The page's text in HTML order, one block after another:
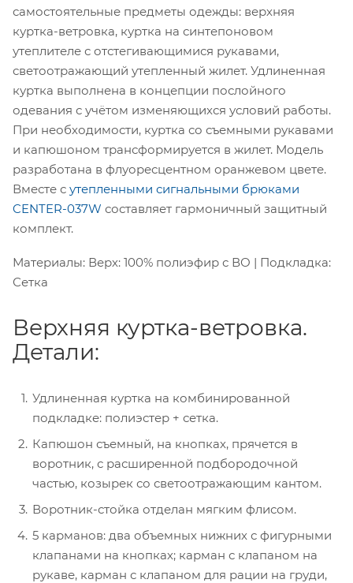
самостоятельные предметы одежды: верхняя
куртка-ветровка, куртка на синтепоновом
утеплителе с отстегивающимися рукавами,
светоотражающий утепленный жилет. Удлиненная
куртка выполнена в концепции послойного
одевания с учётом изменяющихся условий работы.
При необходимости, куртка со съемными рукавами
и капюшоном трансформируется в жилет. Модель
разработана в флуоресцентном оранжевом цвете.
Вместе с утепленными сигнальными брюками
CENTER-037W составляет гармоничный защитный
комплект.
Материалы: Верх: 100% полиэфир с ВО | Подкладка:
Сетка
Верхняя куртка-ветровка.
Детали:
Удлиненная куртка на комбинированной
подкладке: полиэстер + сетка.
Капюшон съемный, на кнопках, прячется в
воротник, с расширенной подбородочной
частью, козырек со светоотражающим кантом.
Воротник-стойка отделан мягким флисом.
5 карманов: два объемных нижних с фигурными
клапанами на кнопках; карман с клапаном на
рукаве, карман с клапаном для рации на груди,